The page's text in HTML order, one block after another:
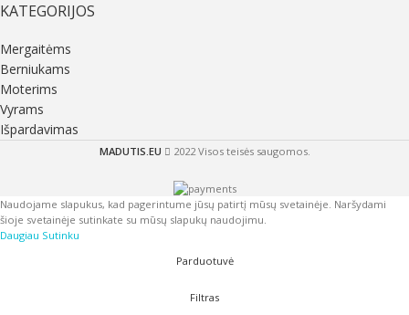
KATEGORIJOS
Mergaitėms
Berniukams
Moterims
Vyrams
Išpardavimas
MADUTIS.EU 2022 Visos teisės saugomos.
Naudojame slapukus, kad pagerintume jūsų patirtį mūsų svetainėje. Naršydami
šioje svetainėje sutinkate su mūsų slapukų naudojimu.
Daugiau Sutinku
Parduotuvė
Filtras